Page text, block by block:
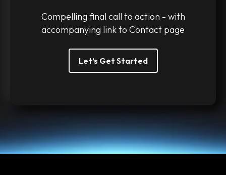
Compelling final call to action - with
accompanying link to Contact page
Let’s Get Started